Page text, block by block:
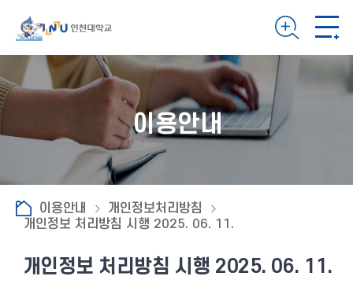
이용안내
이용안내
개인정보처리방침
개인정보 처리방침 시행 2025. 06. 11.
개인정보 처리방침 시행 2025. 06. 11.